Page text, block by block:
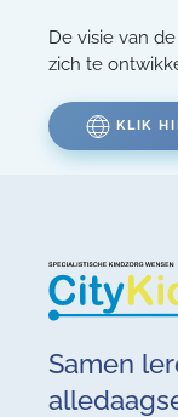
De visie van
zich te
KLIK
Samen